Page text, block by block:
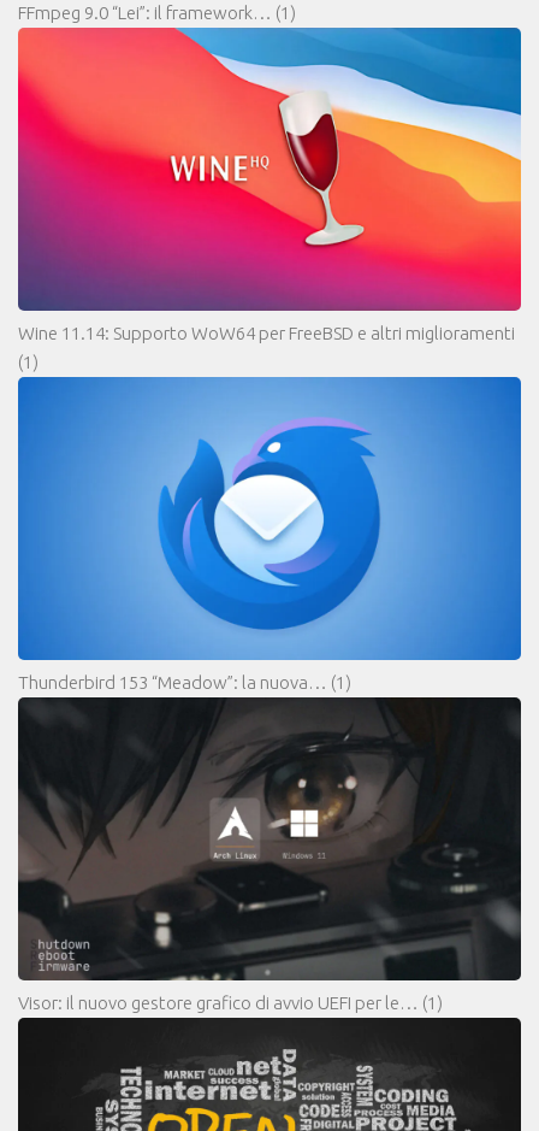
FFmpeg 9.0 “Lei”: il framework… (1)
Wine 11.14: Supporto WoW64 per FreeBSD e altri miglioramenti
(1)
Thunderbird 153 “Meadow”: la nuova… (1)
Visor: il nuovo gestore grafico di avvio UEFI per le… (1)